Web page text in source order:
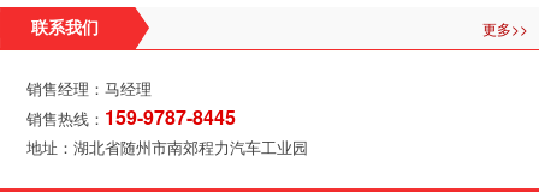
联系我们 更多>>
销售经理：马经理
销售热线： 159-9787-8445
地址：湖北省随州市南郊程力汽车工业园